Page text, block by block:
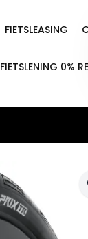
FIETSLEASING
FIETSLENING 0%